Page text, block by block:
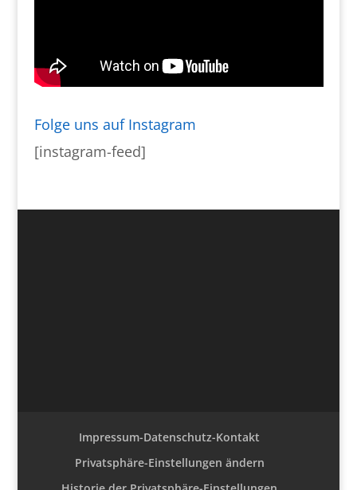
Folge uns auf Instagram
[instagram-feed]
Impressum-Datenschutz-Kontakt
Privatsphäre-Einstellungen ändern